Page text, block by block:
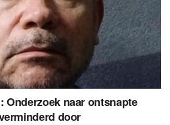
Onderzoek naar ontsnapte
door